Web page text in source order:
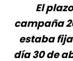
El
campaña
estaba
día 30 de